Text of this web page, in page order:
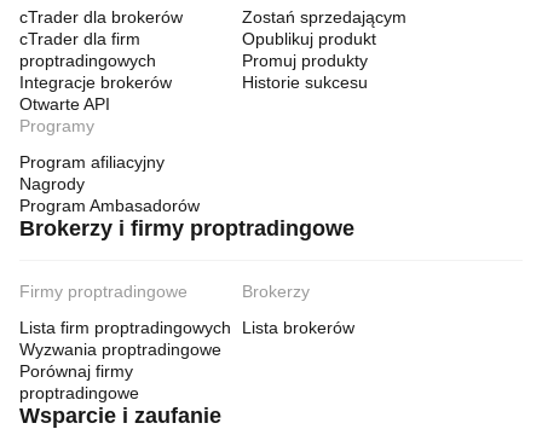
cTrader dla brokerów
cTrader dla firm
proptradingowych
Integracje brokerów
Otwarte API
Zostań sprzedającym
Opublikuj produkt
Promuj produkty
Historie sukcesu
Programy
Program afiliacyjny
Nagrody
Program Ambasadorów
Brokerzy i firmy proptradingowe
Firmy proptradingowe
Lista firm proptradingowych
Wyzwania proptradingowe
Porównaj firmy
proptradingowe
Brokerzy
Lista brokerów
Wsparcie i zaufanie